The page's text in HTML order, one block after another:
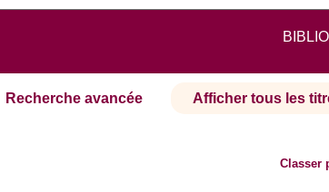
Recherche avancée Afficher tous les
Classer